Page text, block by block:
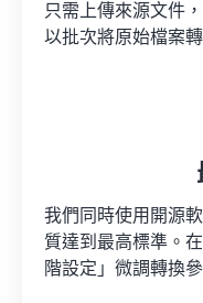
只需上傳來源文件
以批次將原始檔案
我們同時使用開源
質達到最高標準。
階設定」微調轉換